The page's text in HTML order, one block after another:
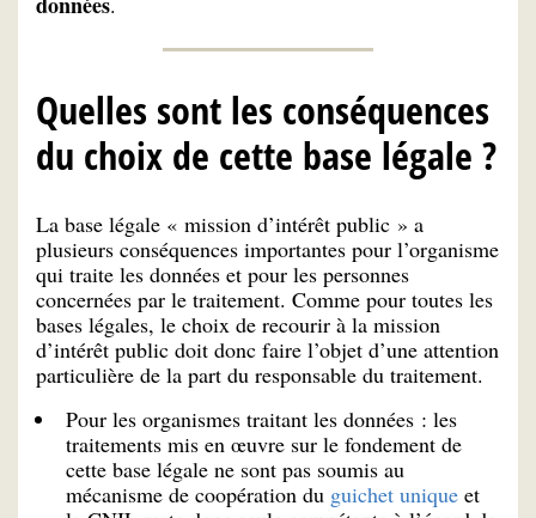
Quelles sont les conséquences
du choix de cette base légale ?
La base légale « mission d’intérêt public » a
plusieurs conséquences importantes pour l’organisme
qui traite les données et pour les personnes
concernées par le traitement. Comme pour toutes les
bases légales, le choix de recourir à la mission
d’intérêt public doit donc faire l’objet d’une attention
particulière de la part du responsable du traitement.
Pour les organismes traitant les données : les
traitements mis en œuvre sur le fondement de
cette base légale ne sont pas soumis au
mécanisme de coopération du guichet unique et